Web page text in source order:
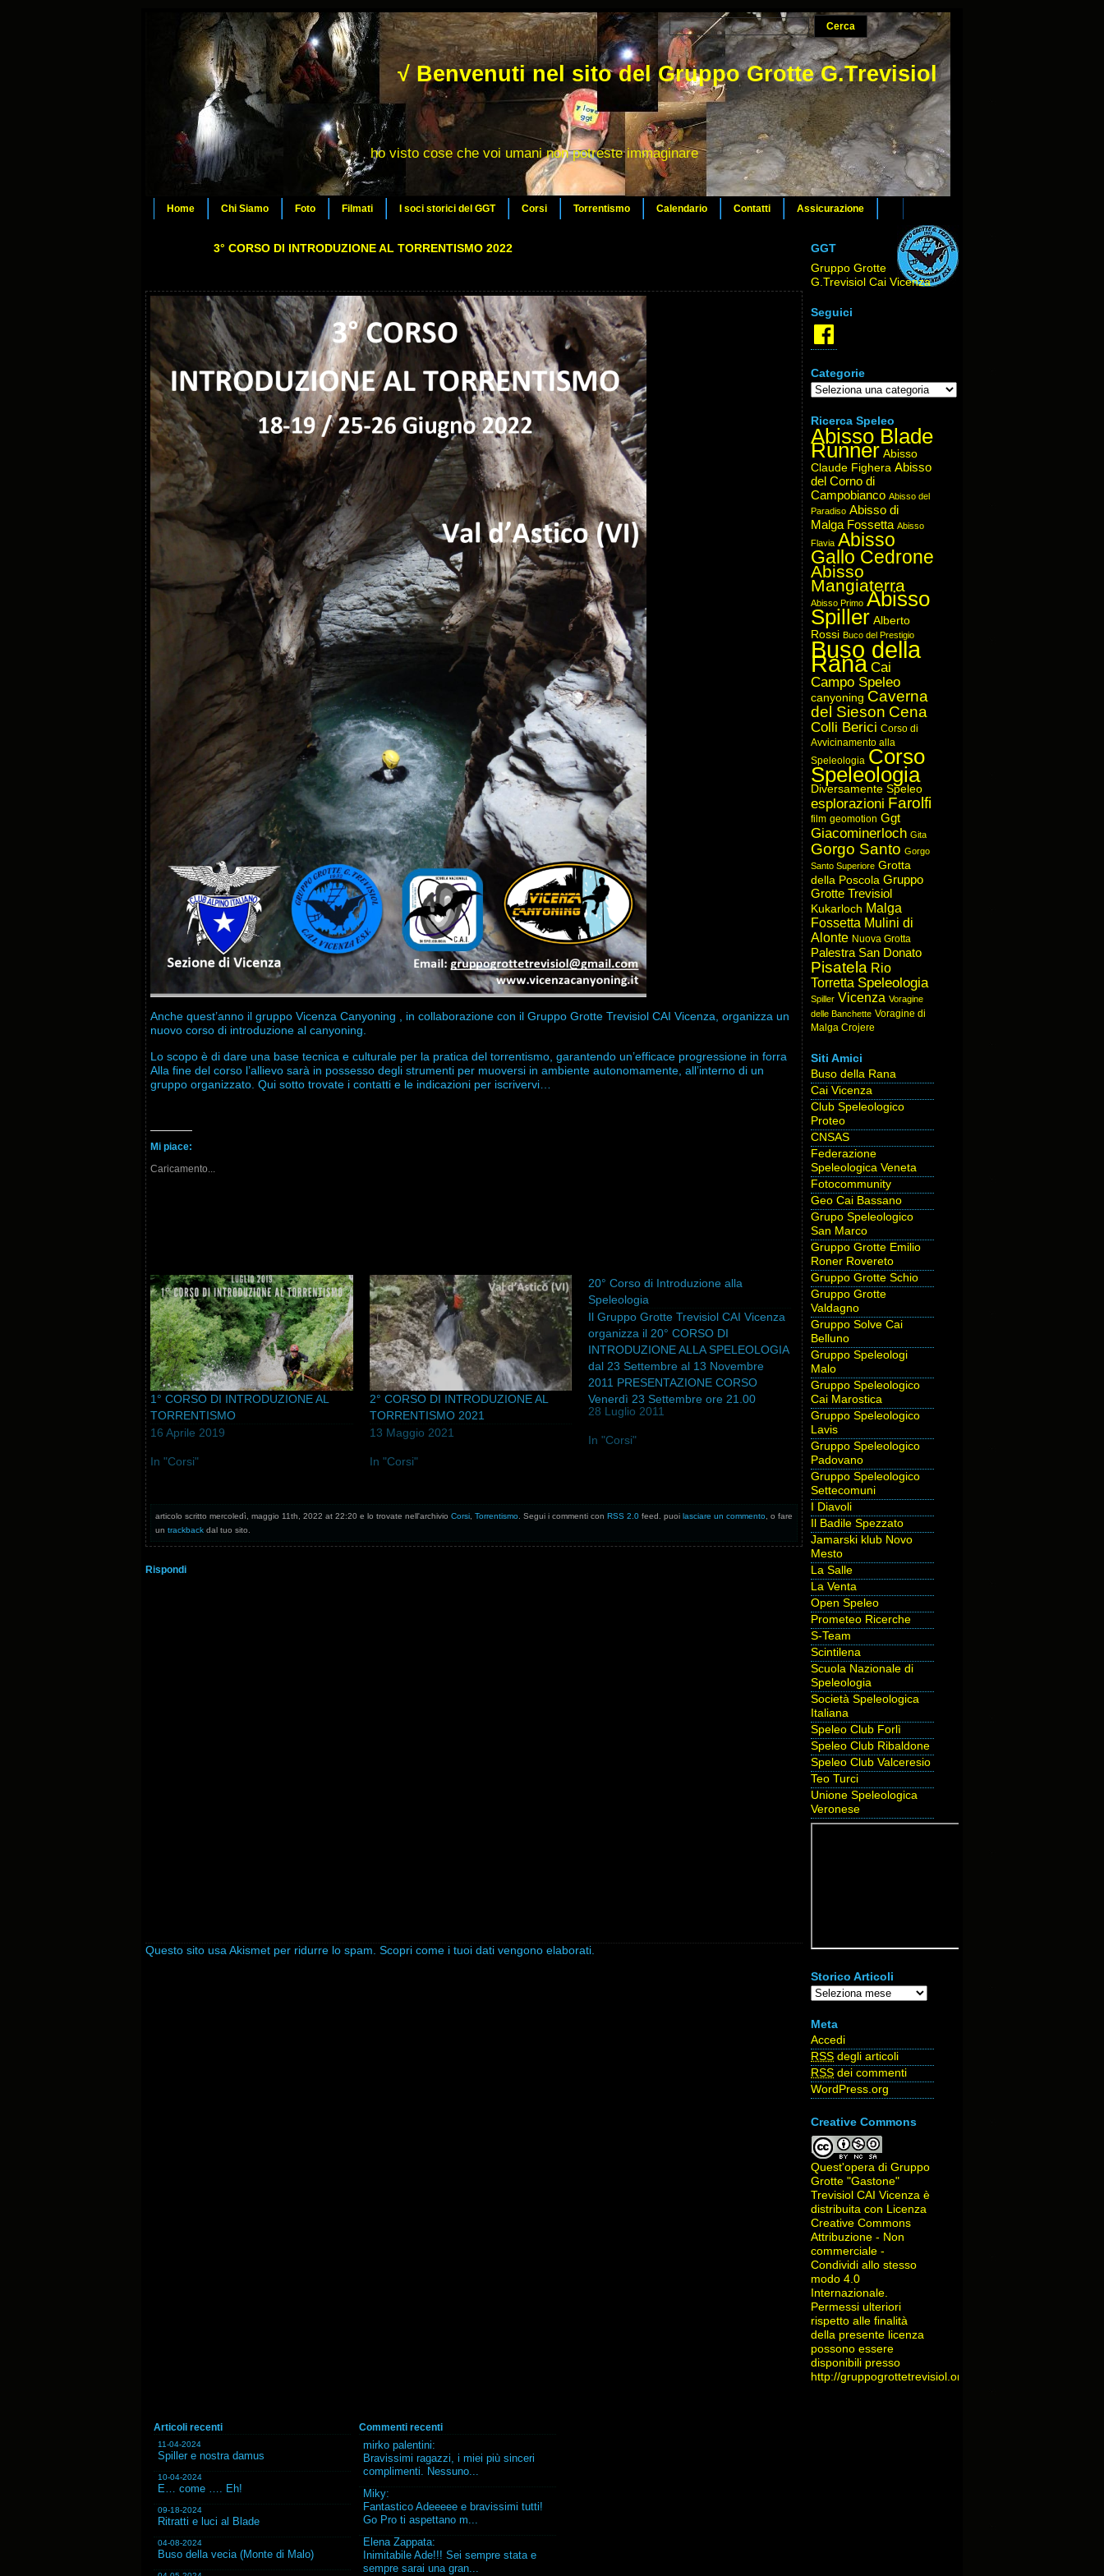
√ Benvenuti nel sito del Gruppo Grotte G.Trevisiol
ho visto cose che voi umani non potreste immaginare
Home Chi Siamo Foto Filmati I soci storici del GGT Corsi Torrentismo Calendario Contatti Assicurazione
3° CORSO DI INTRODUZIONE AL TORRENTISMO 2022
Anche quest’anno il gruppo Vicenza Canyoning , in collaborazione con il Gruppo Grotte Trevisiol CAI Vicenza, organizza un
nuovo corso di introduzione al canyoning.
Lo scopo è di dare una base tecnica e culturale per la pratica del torrentismo, garantendo un’efficace progressione in forra
Alla fine del corso l’allievo sarà in possesso degli strumenti per muoversi in ambiente autonomamente, all’interno di un
gruppo organizzato. Qui sotto trovate i contatti e le indicazioni per iscrivervi…
Mi piace:
Caricamento...
1° CORSO DI INTRODUZIONE AL
TORRENTISMO
16 Aprile 2019
In "Corsi"
2° CORSO DI INTRODUZIONE AL
TORRENTISMO 2021
13 Maggio 2021
In "Corsi"
20° Corso di Introduzione alla
Speleologia
Il Gruppo Grotte Trevisiol CAI Vicenza
organizza il 20° CORSO DI
INTRODUZIONE ALLA SPELEOLOGIA
dal 23 Settembre al 13 Novembre
2011 PRESENTAZIONE CORSO
Venerdì 23 Settembre ore 21.00
presso la sede del Cai di Vicenza
0444 513012 INFORMAZIONI -
28 Luglio 2011
In "Corsi"
articolo scritto mercoledì, maggio 11th, 2022 at 22:20 e lo trovate nell'archivio Corsi, Torrentismo. Segui i commenti con RSS 2.0 feed. puoi lasciare un commento, o fare
un trackback dal tuo sito.
Rispondi
Questo sito usa Akismet per ridurre lo spam. Scopri come i tuoi dati vengono elaborati.
GGT
Gruppo Grotte
G.Trevisiol Cai Vicenza
Seguici
Facebook
Categorie
Categorie
Ricerca Speleo
Abisso Blade
Runner Abisso
Claude Fighera Abisso
del Corno di
Campobianco Abisso del
Paradiso Abisso di
Malga Fossetta Abisso
Flavia Abisso
Gallo Cedrone
Abisso
Mangiaterra
Abisso Primo Abisso
Spiller Alberto
Rossi Buco del Prestigio
Buso della
Rana Cai
Campo Speleo
canyoning Caverna
del Sieson Cena
Colli Berici Corso di
Avvicinamento alla
Speleologia Corso
Speleologia
Diversamente Speleo
esplorazioni Farolfi
film geomotion Ggt
Giacominerloch Gita
Gorgo Santo Gorgo
Santo Superiore Grotta
della Poscola Gruppo
Grotte Trevisiol
Kukarloch Malga
Fossetta Mulini di
Alonte Nuova Grotta
Palestra San Donato
Pisatela Rio
Torretta Speleologia
Spiller Vicenza Voragine
delle Banchette Voragine di
Malga Crojere
Siti Amici
Buso della Rana
Cai Vicenza
Club Speleologico
Proteo
CNSAS
Federazione
Speleologica Veneta
Fotocommunity
Geo Cai Bassano
Grupo Speleologico
San Marco
Gruppo Grotte Emilio
Roner Rovereto
Gruppo Grotte Schio
Gruppo Grotte
Valdagno
Gruppo Solve Cai
Belluno
Gruppo Speleologi
Malo
Gruppo Speleologico
Cai Marostica
Gruppo Speleologico
Lavis
Gruppo Speleologico
Padovano
Gruppo Speleologico
Settecomuni
I Diavoli
Il Badile Spezzato
Jamarski klub Novo
Mesto
La Salle
La Venta
Open Speleo
Prometeo Ricerche
S-Team
Scintilena
Scuola Nazionale di
Speleologia
Società Speleologica
Italiana
Speleo Club Forlì
Speleo Club Ribaldone
Speleo Club Valceresio
Teo Turci
Unione Speleologica
Veronese
Storico Articoli
Storico
Meta
Accedi
RSS degli articoli
RSS dei commenti
WordPress.org
Creative Commons
Quest'opera di Gruppo
Grotte "Gastone"
Trevisiol CAI Vicenza è
distribuita con Licenza
Creative Commons
Attribuzione - Non
commerciale -
Condividi allo stesso
modo 4.0
Internazionale.
Permessi ulteriori
rispetto alle finalità
della presente licenza
possono essere
disponibili presso
http://gruppogrottetrevisiol.org/contatti/
Articoli recenti
11-04-2024
Spiller e nostra damus
10-04-2024
E… come …. Eh!
09-18-2024
Ritratti e luci al Blade
04-08-2024
Buso della vecia (Monte di Malo)
Commenti recenti
mirko palentini:
Bravissimi ragazzi, i miei più sinceri
complimenti. Nessuno...
Miky:
Fantastico Adeeeee e bravissimi tutti!
Go Pro ti aspettano m...
Elena Zappata:
Inimitabile Ade!!! Sei sempre stata e
sempre sarai una gran...